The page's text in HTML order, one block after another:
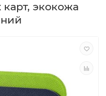
карт, экокожа